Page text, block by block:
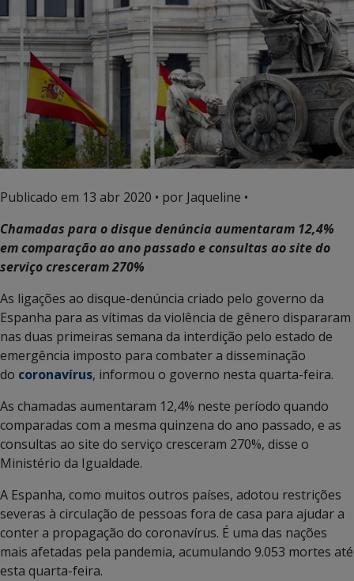
Publicado em 13 abr 2020 • por Jaqueline •
Chamadas para o disque denúncia aumentaram 12,4%
em comparação ao ano passado e consultas ao site do
serviço cresceram 270%
As ligações ao disque-denúncia criado pelo governo da
Espanha para as vítimas da violência de gênero dispararam
nas duas primeiras semana da interdição pelo estado de
emergência imposto para combater a disseminação
do coronavírus, informou o governo nesta quarta-feira.
As chamadas aumentaram 12,4% neste período quando
comparadas com a mesma quinzena do ano passado, e as
consultas ao site do serviço cresceram 270%, disse o
Ministério da Igualdade.
A Espanha, como muitos outros países, adotou restrições
severas à circulação de pessoas fora de casa para ajudar a
conter a propagação do coronavírus. É uma das nações
mais afetadas pela pandemia, acumulando 9.053 mortes até
esta quarta-feira.